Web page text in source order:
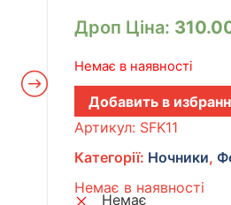
Дроп Ціна:
Немає в наявності
Добавить в
Артикул: SFK11
Категорії: Ночники,
Немає в наявності
Немає